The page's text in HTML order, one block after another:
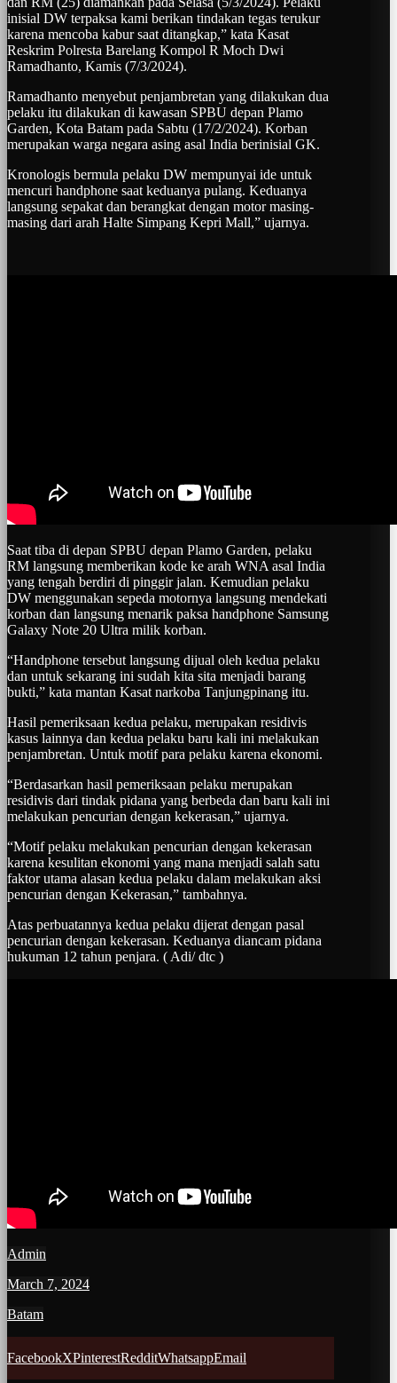
inisial DW terpaksa kami berikan tindakan tegas terukur
karena mencoba kabur saat ditangkap,” kata Kasat
Reskrim Polresta Barelang Kompol R Moch Dwi
Ramadhanto, Kamis (7/3/2024).
Ramadhanto menyebut penjambretan yang dilakukan dua
pelaku itu dilakukan di kawasan SPBU depan Plamo
Garden, Kota Batam pada Sabtu (17/2/2024). Korban
merupakan warga negara asing asal India berinisial GK.
Kronologis bermula pelaku DW mempunyai ide untuk
mencuri handphone saat keduanya pulang. Keduanya
langsung sepakat dan berangkat dengan motor masing-
masing dari arah Halte Simpang Kepri Mall,” ujarnya.
Saat tiba di depan SPBU depan Plamo Garden, pelaku
RM langsung memberikan kode ke arah WNA asal India
yang tengah berdiri di pinggir jalan. Kemudian pelaku
DW menggunakan sepeda motornya langsung mendekati
korban dan langsung menarik paksa handphone Samsung
Galaxy Note 20 Ultra milik korban.
“Handphone tersebut langsung dijual oleh kedua pelaku
dan untuk sekarang ini sudah kita sita menjadi barang
bukti,” kata mantan Kasat narkoba Tanjungpinang itu.
Hasil pemeriksaan kedua pelaku, merupakan residivis
kasus lainnya dan kedua pelaku baru kali ini melakukan
penjambretan. Untuk motif para pelaku karena ekonomi.
“Berdasarkan hasil pemeriksaan pelaku merupakan
residivis dari tindak pidana yang berbeda dan baru kali ini
melakukan pencurian dengan kekerasan,” ujarnya.
“Motif pelaku melakukan pencurian dengan kekerasan
karena kesulitan ekonomi yang mana menjadi salah satu
faktor utama alasan kedua pelaku dalam melakukan aksi
pencurian dengan Kekerasan,” tambahnya.
Atas perbuatannya kedua pelaku dijerat dengan pasal
pencurian dengan kekerasan. Keduanya diancam pidana
hukuman 12 tahun penjara. ( Adi/ dtc )
Admin
March 7, 2024
Batam
FacebookXPinterestRedditWhatsappEmail